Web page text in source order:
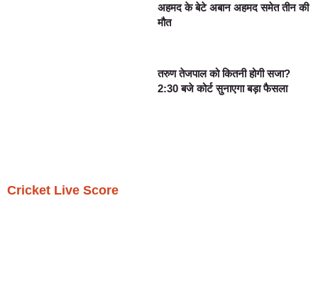
अहमद के बेटे अबान अहमद समेत तीन की
मौत
तरुण तेजपाल को कितनी होगी सजा?
2:30 बजे कोर्ट सुनाएगा बड़ा फैसला
Cricket Live Score